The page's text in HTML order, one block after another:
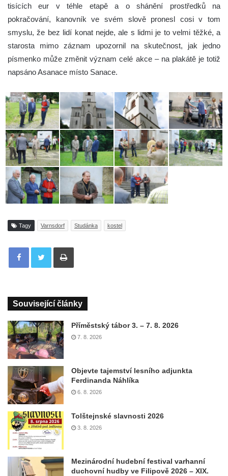
tisících eur v téhle etapě a o shánění prostředků na
pokračování, kanovník ve svém slově pronesl cosi v tom
smyslu, že bez lidí konat nejde, ale s lidmi je to velmi těžké, a
starosta mimo záznam upozornil na skutečnost, jak jedno
písmenko může změnit význam celé akce – na plakátě je totiž
napsáno Asanace místo Sanace.
Tagy Varnsdorf Studánka kostel
Tisknout
Související články
Příměstský tábor 3. – 7. 8. 2026
7. 8. 2026
Objevte tajemství lesního adjunkta
Ferdinanda Náhlíka
6. 8. 2026
Tolštejnské slavnosti 2026
3. 8. 2026
Mezinárodní hudební festival varhanní
duchovní hudby ve Filipově 2026 – XIX.